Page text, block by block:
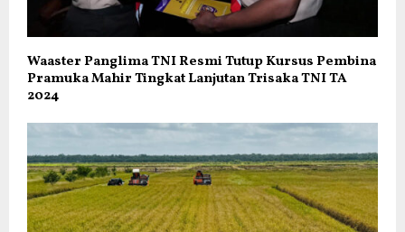
Waaster Panglima TNI Resmi Tutup Kursus Pembina
Pramuka Mahir Tingkat Lanjutan Trisaka TNI TA
2024